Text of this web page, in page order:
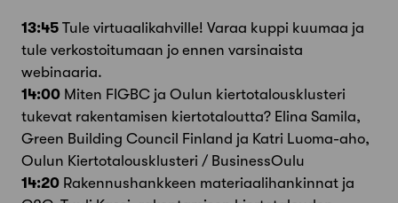
13:45 Tule virtuaalikahville! Varaa kuppi kuumaa ja
tule verkostoitumaan jo ennen varsinaista
webinaaria.
14:00 Miten FIGBC ja Oulun kiertotalousklusteri
tukevat rakentamisen kiertotaloutta? Elina Samila,
Green Building Council Finland ja Katri Luoma-aho,
Oulun Kiertotalousklusteri / BusinessOulu
14:20 Rakennushankkeen materiaalihankinnat ja